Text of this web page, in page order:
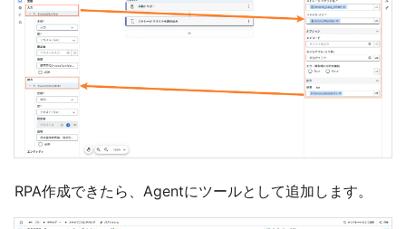
RPA作成できたら、Agentにツールとして追加します。